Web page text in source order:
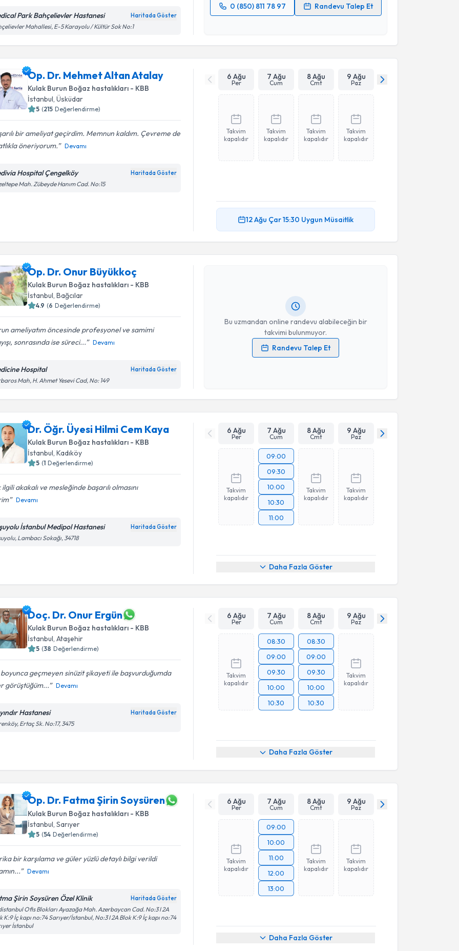
Park Bahçelievler Hastanesi Haritada Göster
Mahallesi, E-5 Karayolu / Kültür Sok No:1
0 (850) 811 78 97
Randevu Talep Et
Takvim Talebini Gönder
Op. Dr. Mehmet Altan Atalay
Kulak Burun Boğaz hastalıkları - KBB
İstanbul , Üsküdar
5 (215 Değerlendirme)
bir ameliyat geçirdim. Memnun kaldım. Çevreme de
öneriyorum.
Devamı
Hospital Çengelköy Haritada Göster
Mah. Zübeyde Hanım Cad. No:15
6 Ağu
Per
7 Ağu
Cum
8 Ağu
Cmt
9 Ağu
Paz
Takvim
kapalıdır
Takvim
kapalıdır
Takvim
kapalıdır
Takvim
kapalıdır
12 Ağu Çar15:30 Uygun Müsaitlik
Op. Dr. Onur Büyükkoç
Kulak Burun Boğaz hastalıkları - KBB
İstanbul , Bağcılar
4.9 (6 Değerlendirme)
ameliyatım öncesinde profesyonel ve samimi
sonrasında ise süreci...
Devamı
Hospital Haritada Göster
Mah, H. Ahmet Yesevi Cad, No: 149
Bu uzmandan online randevu alabileceğin bir
takvimi bulunmuyor.
Randevu Talep Et
Randevu Takvimi Talebi
Op. Dr. Onur Büyükkoç
Kişisel verilerimin işlenmesine ilişkinAydınlatma Metni
Takvim Talebini Gönder
Dr. Öğr. Üyesi Hilmi Cem Kaya
Kulak Burun Boğaz hastalıkları - KBB
İstanbul , Kadıköy
5 (1 Değerlendirme)
akakalı ve mesleğinde başarılı olmasını
Devamı
İstanbul Medipol Hastanesi Haritada Göster
Lambacı Sokağı, 34718
6 Ağu
Per
7 Ağu
Cum
8 Ağu
Cmt
9 Ağu
Paz
Takvim
kapalıdır
09:00
09:30
10:00
10:30
11:00
Takvim
kapalıdır
Takvim
kapalıdır
Daha Fazla Göster
Doç. Dr. Onur Ergün
Kulak Burun Boğaz hastalıkları - KBB
İstanbul, Ataşehir
5 (38 Değerlendirme)
geçmeyen sinüzit şikayeti ile başvurduğumda
görüştüğüm...
Devamı
Hastanesi Haritada Göster
Ertaç Sk. No:17, 3475
6 Ağu
Per
7 Ağu
Cum
8 Ağu
Cmt
9 Ağu
Paz
Takvim
kapalıdır
08:30
09:00
09:30
10:00
10:30
08:30
09:00
09:30
10:00
10:30
Takvim
kapalıdır
Daha Fazla Göster
Op. Dr. Fatma Şirin Soysüren
Kulak Burun Boğaz hastalıkları - KBB
İstanbul , Sarıyer
5 (54 Değerlendirme)
bir karşılama ve güler yüzlü detaylı bilgi verildi
Devamı
Şirin Soysüren Özel Klinik Haritada Göster
Ofis Blokları Ayazağa Mah. Azerbaycan Cad. No:3 I 2A
K:9 İç kapı no:74 Sarıyer/İstanbul, No:3 I 2A Blok K:9 İç kapı no:74
İstanbul
6 Ağu
Per
7 Ağu
Cum
8 Ağu
Cmt
9 Ağu
Paz
Takvim
kapalıdır
09:00
10:00
11:00
12:00
13:00
Takvim
kapalıdır
Takvim
kapalıdır
Daha Fazla Göster